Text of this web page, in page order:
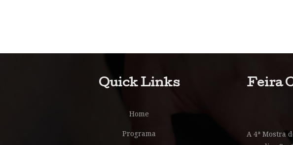
Quick Links
Home
Programa
Feira
A 4ª Mostra